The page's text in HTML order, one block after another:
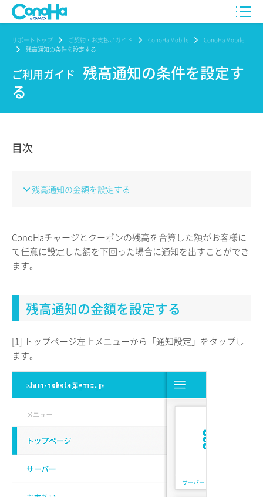
サポートトップ ご契約・お支払いガイド ConoHa Mobile
ConoHa Mobile
残高通知の条件を設定する
ご利用ガイド 残高通知の条件を設定す
る
目次
残高通知の金額を設定する
ConoHaチャージとクーポンの残高を合算した額がお客様に
て任意に設定した額を下回った場合に通知を出すことができ
ます。
残高通知の金額を設定する
[1] トップページ左上メニューから「通知設定」をタップし
ます。